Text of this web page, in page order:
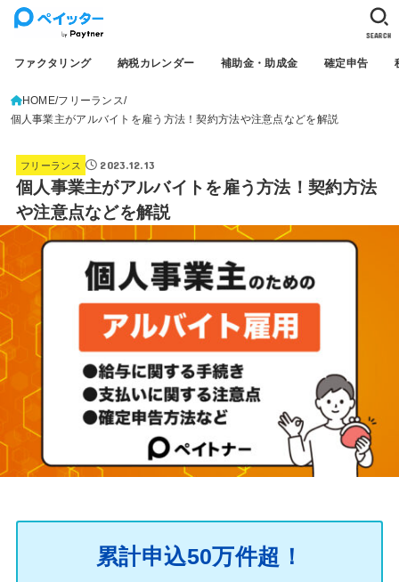
ファクタリング 納税カレンダー 補助金・助成金 確定申告
SEARCH
HOME フリーランス
個人事業主がアルバイトを雇う方法！契約方法や注意点などを解説
フリーランス 2023.12.13
個人事業主がアルバイトを雇う方法！契約方法
や注意点などを解説
累計申込50万件超！